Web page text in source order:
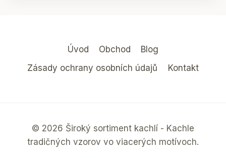
Úvod Obchod
Blog
Zásady ochrany osobních údajů
Kontakt
© 2026 Široký sortiment kachlí - Kachle
tradičných vzorov vo viacerých motívoch.